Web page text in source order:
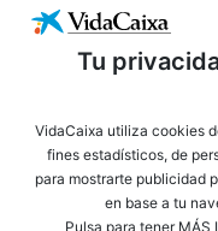
Tu
VidaCaixa utiliza cookies
fines estadísticos, de
para mostrarte publicidad
en base a tu
Pulsa para tener MÁS
ENLACES DE INTERÉS
PRIVACIDAD